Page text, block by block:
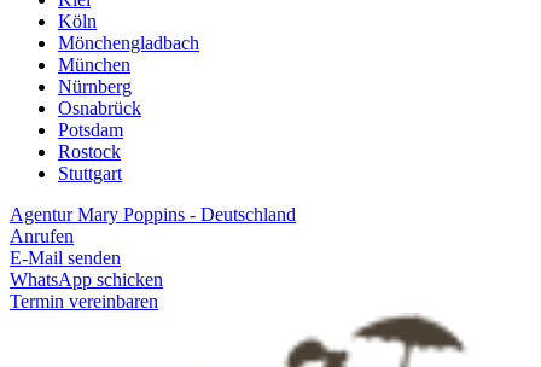
Köln
Mönchengladbach
München
Nürnberg
Osnabrück
Potsdam
Rostock
Stuttgart
Agentur Mary Poppins - Deutschland
Anrufen
E-Mail senden
WhatsApp schicken
Termin vereinbaren